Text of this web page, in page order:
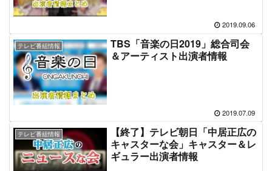
2019.09.06
テレビ番組情報
TBS「音楽の日2019」総合司会
＆アーティスト出演者情報
2019.07.09
テレビ番組情報
【終了】テレビ朝日「中居正広の
キャスターな会」キャスター＆レ
ギュラー出演者情報